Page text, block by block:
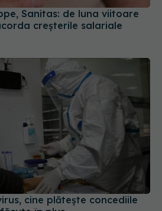
creșterile salariale